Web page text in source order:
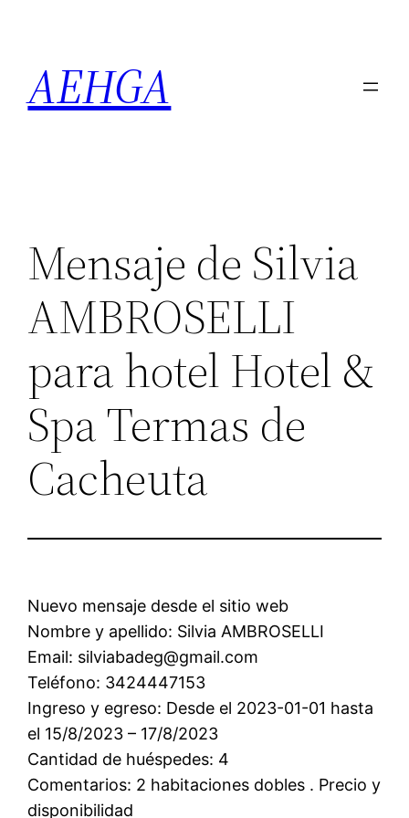
contenido
AEHGA
Mensaje de Silvia
AMBROSELLI
para hotel Hotel &
Spa Termas de
Cacheuta
Nuevo mensaje desde el sitio web
Nombre y apellido: Silvia AMBROSELLI
Email: silviabadeg@gmail.com
Teléfono: 3424447153
Ingreso y egreso: Desde el 2023-01-01 hasta
el 15/8/2023 – 17/8/2023
Cantidad de huéspedes: 4
Comentarios: 2 habitaciones dobles . Precio y
disponibilidad